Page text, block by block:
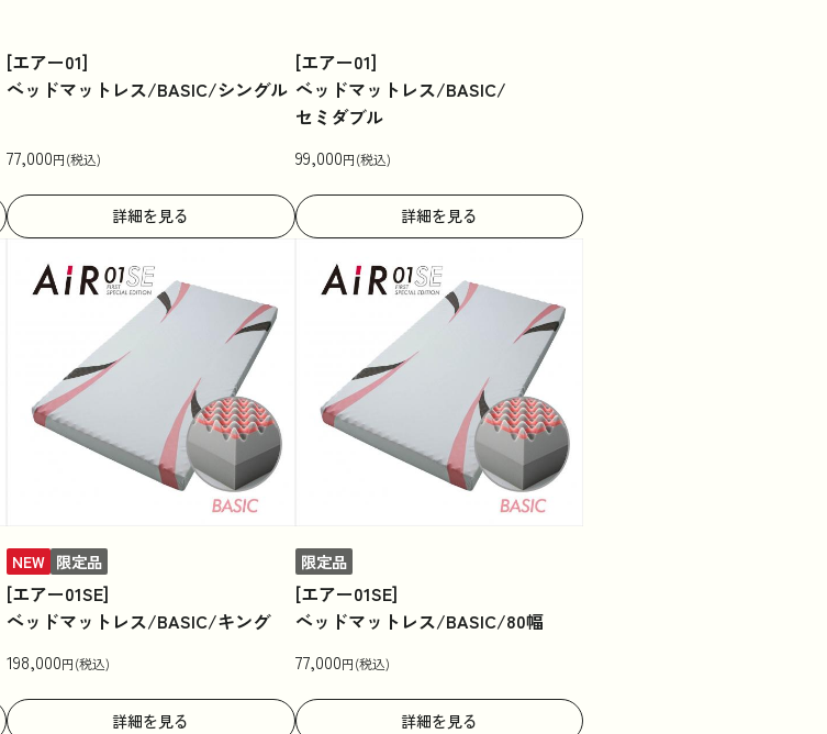
[エアー01]
ベッドマットレス/BASIC/シングル
77,000円(税込)
詳細を見る
[エアー01]
ベッドマットレス/BASIC/
セミダブル
99,000円(税込)
詳細を見る
NEW 限定品
[エアー01SE]
ベッドマットレス/BASIC/キング
198,000円(税込)
詳細を見る
限定品
[エアー01SE]
ベッドマットレス/BASIC/80幅
77,000円(税込)
詳細を見る